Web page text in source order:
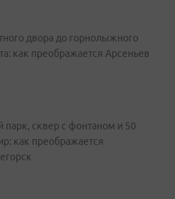
двора до горнолыжного
как преображается Арсеньев
парк, сквер с фонтаном и 50
как преображается